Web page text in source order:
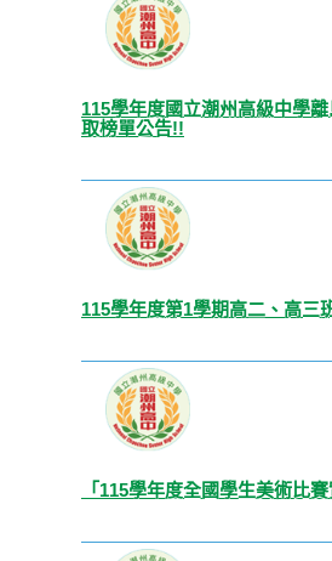
115學年度國立潮州高級中學
取榜單公告!!
115學年度第1學期高二、高三
「115學年度全國學生美術比賽